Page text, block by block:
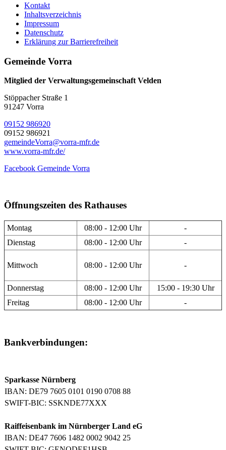
Kontakt
Inhaltsverzeichnis
Impressum
Datenschutz
Erklärung zur Barrierefreiheit
Gemeinde Vorra
Mitglied der Verwaltungsgemeinschaft Velden
Stöppacher Straße 1
91247 Vorra
09152 986920
09152 986921
gemeindeVorra@vorra-mfr.de
www.vorra-mfr.de/
Facebook Gemeinde Vorra
Öffnungszeiten des Rathauses
Montag 08:00 - 12:00 Uhr
-
Dienstag
08:00 - 12:00 Uhr -
Mittwoch 08:00 - 12:00 Uhr -
Donnerstag 08:00 - 12:00 Uhr
15:00 - 19:30 Uhr
Freitag
08:00 - 12:00 Uhr -
Bankverbindungen:
Sparkasse Nürnberg
IBAN: DE79 7605 0101 0190 0708 88
SWIFT-BIC: SSKNDE77XXX
Raiffeisenbank im Nürnberger Land eG
IBAN: DE47 7606 1482 0002 9042 25